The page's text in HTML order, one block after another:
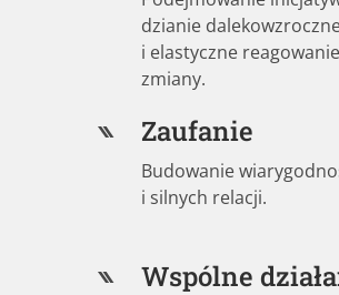
dzianie
i elastyczne
zmiany.
Zaufanie
Budowanie
i silnych relacji.
Wspólne